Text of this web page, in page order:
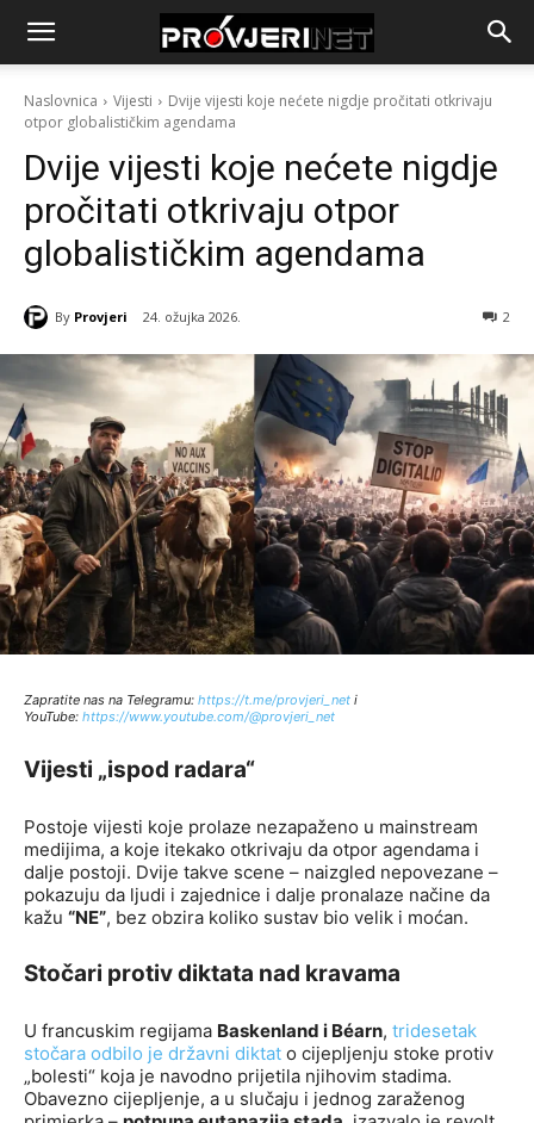
Naslovnica Vijesti
Dvije vijesti koje nećete nigdje pročitati otkrivaju
otpor globalističkim agendama
Dvije vijesti koje nećete nigdje
pročitati otkrivaju otpor
globalističkim agendama
By Provjeri 24. ožujka 2026. 2
Zapratite nas na Telegramu: https://t.me/provjeri_net i
YouTube: https://www.youtube.com/@provjeri_net
Vijesti „ispod radara“
Postoje vijesti koje prolaze nezapaženo u mainstream
medijima, a koje itekako otkrivaju da otpor agendama i
dalje postoji. Dvije takve scene – naizgled nepovezane –
pokazuju da ljudi i zajednice i dalje pronalaze načine da
kažu “NE”, bez obzira koliko sustav bio velik i moćan.
Stočari protiv diktata nad kravama
U francuskim regijama Baskenland i Béarn, tridesetak
stočara odbilo je državni diktat o cijepljenju stoke protiv
„bolesti“ koja je navodno prijetila njihovim stadima.
Obavezno cijepljenje, a u slučaju i jednog zaraženog